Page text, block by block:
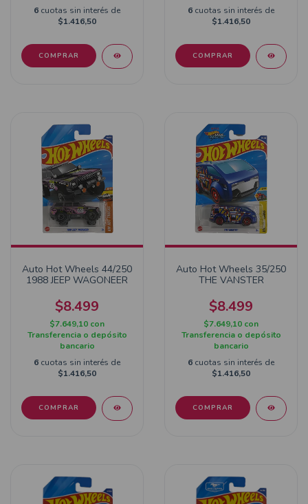
6 cuotas sin interés de
$1.416,50
6 cuotas sin interés de
$1.416,50
Auto Hot Wheels 44/250
1988 JEEP WAGONEER
$8.499
$7.649,10 con
Transferencia o depósito
bancario
6 cuotas sin interés de
$1.416,50
Auto Hot Wheels 35/250
THE VANSTER
$8.499
$7.649,10 con
Transferencia o depósito
bancario
6 cuotas sin interés de
$1.416,50